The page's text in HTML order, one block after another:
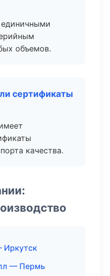
объемов.
сертификаты
качества.
— Пермь